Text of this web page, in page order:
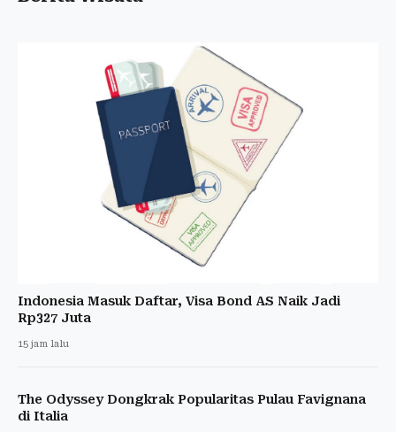
Indonesia Masuk Daftar, Visa Bond AS Naik Jadi
Rp327 Juta
15 jam lalu
The Odyssey Dongkrak Popularitas Pulau Favignana
di Italia